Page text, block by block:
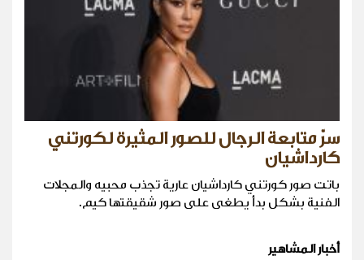
سرّ متابعة الرجال للصور المثيرة لكورتني
كارداشيان
باتت صور كورتني كارداشيان عارية تجذب محبيه والمجلات
الفنية بشكل بدأ يطغى على صور شقيقتها كيم.
أخبار المشاهير